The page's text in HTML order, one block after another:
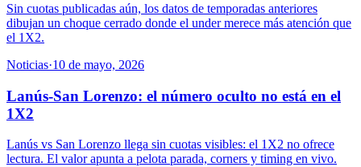
Sin cuotas publicadas aún, los datos de temporadas anteriores
dibujan un choque cerrado donde el under merece más atención que
el 1X2.
Noticias·10 de mayo, 2026
Lanús-San Lorenzo: el número oculto no está en el
1X2
Lanús vs San Lorenzo llega sin cuotas visibles: el 1X2 no ofrece
lectura. El valor apunta a pelota parada, corners y timing en vivo.